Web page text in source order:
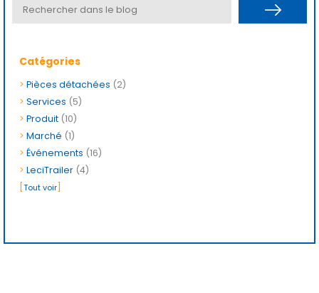
Catégories
> Pièces détachées (2)
> Services (5)
> Produit (10)
> Marché (1)
> Événements (16)
> LeciTrailer (4)
Tout voir